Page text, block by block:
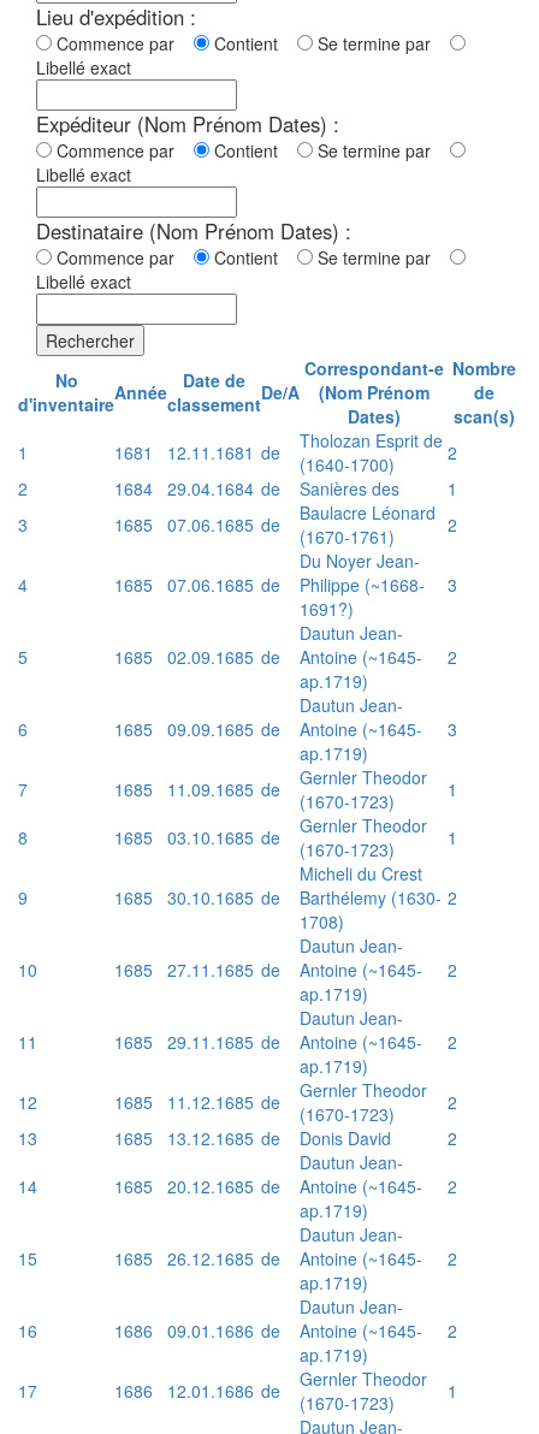
Lieu d'expédition :
Commence par Contient
Se termine par
Libellé exact
Expéditeur (Nom Prénom Dates) :
Commence par Contient
Se termine par
Libellé exact
Destinataire (Nom Prénom Dates) :
Commence par Contient
Se termine par
Libellé exact
Rechercher
No
d'inventaireAnnée
Date de
classementDe/A
Correspondant-e
(Nom Prénom
Dates)
Nombre
de
scan(s)
1
1681 12.11.1681 de
Tholozan Esprit de
(1640-1700)
2
2
1684 29.04.1684 de Sanières des
1
3
1685 07.06.1685 de
Baulacre Léonard
(1670-1761)
2
4 1685 07.06.1685 de
Du Noyer Jean-
Philippe (~1668-
1691?)
3
5 1685 02.09.1685 de
Dautun Jean-
Antoine (~1645-
ap.1719)
2
6 1685 09.09.1685 de
Dautun Jean-
Antoine (~1645-
ap.1719)
3
7 1685 11.09.1685 de
Gernler Theodor
(1670-1723)
1
8
1685 03.10.1685 de
Gernler Theodor
(1670-1723)
1
9 1685 30.10.1685 de
Micheli du Crest
Barthélemy (1630-
1708)
2
10 1685 27.11.1685 de
Dautun Jean-
Antoine (~1645-
ap.1719)
2
11 1685 29.11.1685 de
Dautun Jean-
Antoine (~1645-
ap.1719)
2
12 1685 11.12.1685 de
Gernler Theodor
(1670-1723)
2
13
1685 13.12.1685 de Donis David
2
14
1685 20.12.1685 de
Dautun Jean-
Antoine (~1645-
ap.1719)
2
15 1685 26.12.1685 de
Dautun Jean-
Antoine (~1645-
ap.1719)
2
16 1686 09.01.1686 de
Dautun Jean-
Antoine (~1645-
ap.1719)
2
17 1686 12.01.1686 de
Gernler Theodor
(1670-1723)
1
Dautun Jean-